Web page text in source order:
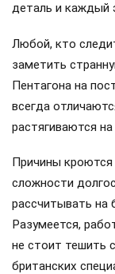
деталь и каждый
Любой, кто
заметить
Пентагона на
всегда
растягиваются
Причины кроются
сложности
рассчитывать на
Разумеется,
не стоит тешить
британских